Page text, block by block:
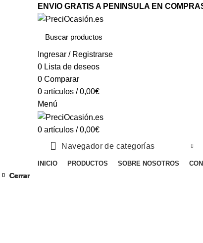
ENVIO GRATIS A PENINSULA EN
Ingresar / Registrarse
0 Lista de deseos
0 Comparar
0 artículos / 0,00€
Menú
0 artículos / 0,00€
Navegador de categorías
INICIO PRODUCTOS SOBRE NOSOTROS
Cerrar
Cerrar
Cerrar
Cerrar
Cerrar
Cerrar
Cerrar
Cerrar